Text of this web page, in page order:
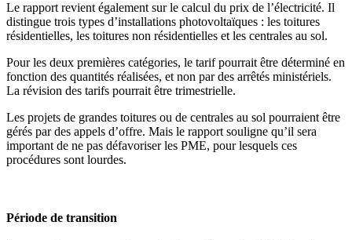
Le rapport revient également sur le calcul du prix de l’électricité. Il
distingue trois types d’installations photovoltaïques : les toitures
résidentielles, les toitures non résidentielles et les centrales au sol.
Pour les deux premières catégories, le tarif pourrait être déterminé en
fonction des quantités réalisées, et non par des arrêtés ministériels.
La révision des tarifs pourrait être trimestrielle.
Les projets de grandes toitures ou de centrales au sol pourraient être
gérés par des appels d’offre. Mais le rapport souligne qu’il sera
important de ne pas défavoriser les PME, pour lesquels ces
procédures sont lourdes.
Période de transition